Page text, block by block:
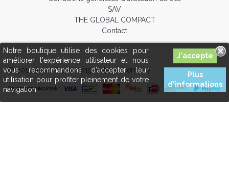
Notre boutique utilise des cookies pour
améliorer l'expérience utilisateur et nous
vous recommandons d'accepter leur
utilisation pour profiter pleinement de votre
navigation.
Plus
d'informations
SAV
THE GLOBAL COMPACT
Contact
© 2019 Axdis Pro © 2019 Matière Première